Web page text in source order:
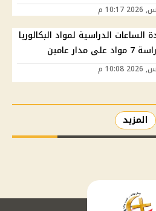
الساعات الدراسية لمواد البكالوريا
عامين
المزيد